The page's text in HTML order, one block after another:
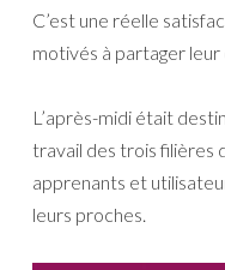
C’est une réelle
motivés à partager leur
L’après-midi était
travail des trois filières
apprenants et
leurs proches.